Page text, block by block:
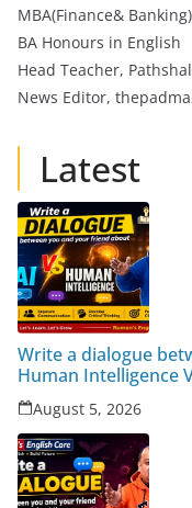
MBA(Finance& Banking)
BA Honours in English
Head Teacher,
News Editor,
Latest
Write a dialogue
Human Intelligence
August 5, 2026